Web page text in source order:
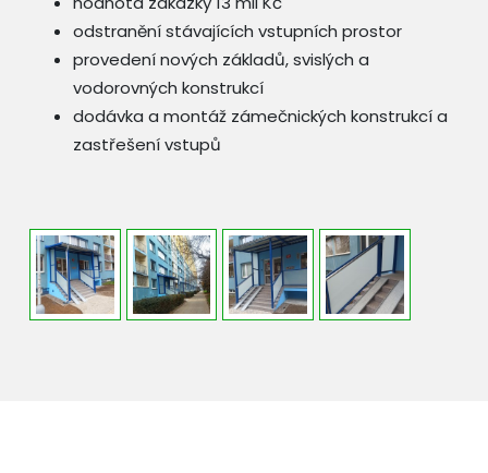
odstranění stávajících vstupních prostor
provedení nových základů, svislých a
vodorovných konstrukcí
dodávka a montáž zámečnických konstrukcí a
zastřešení vstupů